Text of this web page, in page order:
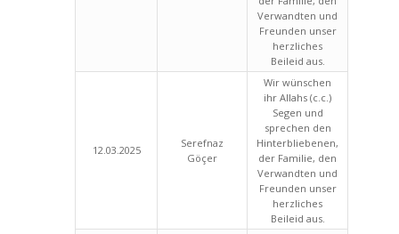
Verwandten und
Freunden unser
herzliches
Beileid aus.
12.03.2025
Serefnaz
Göçer
Wir wünschen
ihr Allahs (c.c.)
Segen und
sprechen den
Hinterbliebenen,
der Familie, den
Verwandten und
Freunden unser
herzliches
Beileid aus.